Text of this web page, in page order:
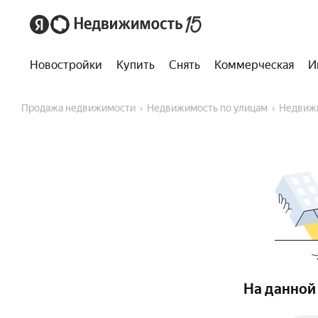
Новостройки Купить Снять Коммерческая
Продажа недвижимости Недвижимость по улицам
На